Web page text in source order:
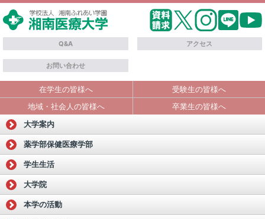
Q&A アクセス
お問い合わせ
在学生の皆様へ
受験生の皆様へ
地域・社会人の皆様へ
卒業生の皆様へ
大学案内
薬学部保健医療学部
学生生活
大学院
本学の活動